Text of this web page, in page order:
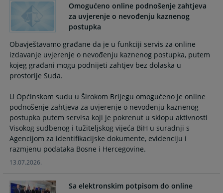
forward
interact
the
calendar
and
select
a
date.
Press
the
question
mark
key
get
forward
to
interact
the
calendar
and
a
date.
Press
the
question
mark
get
Omogućeno online podnošenje zahtjeva
za uvjerenje o nevođenju kaznenog
postupka
Obavještavamo građane da je u funkciji servis za online
izdavanje uvjerenje o nevođenju kaznenog postupka, putem
kojeg građani mogu podnijeti zahtjev bez dolaska u
prostorije Suda.
U Općinskom sudu u Širokom Brijegu omogućeno je online
podnošenje zahtjeva za uvjerenje o nevođenju kaznenog
postupka putem servisa koji je pokrenut u sklopu aktivnosti
Visokog sudbenog i tužiteljskog vijeća BiH u suradnji s
Agencijom za identifikacijske dokumente, evidenciju i
razmjenu podataka Bosne i Hercegovine.
13.07.2026.
Sa elektronskim potpisom do online